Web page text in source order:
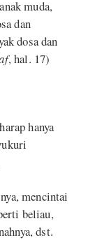
muda,
dan
dosa dan
, hal. 17)
hanya
beliau,
dst.